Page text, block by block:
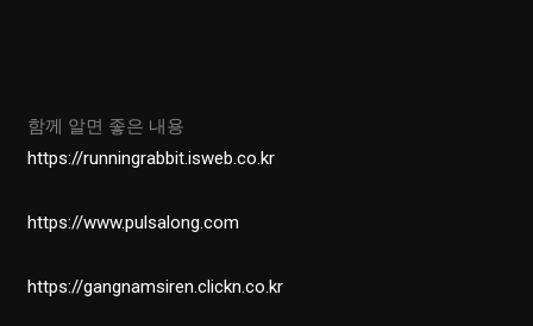
함께 알면 좋은 내용
https://runningrabbit.isweb.co.kr
https://www.pulsalong.com
https://gangnamsiren.clickn.co.kr